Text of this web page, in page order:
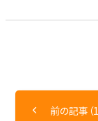
前の記事（